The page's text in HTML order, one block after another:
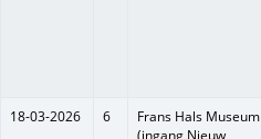
18-03-2026 6
Frans Hals Museum
(ingang Nieuw